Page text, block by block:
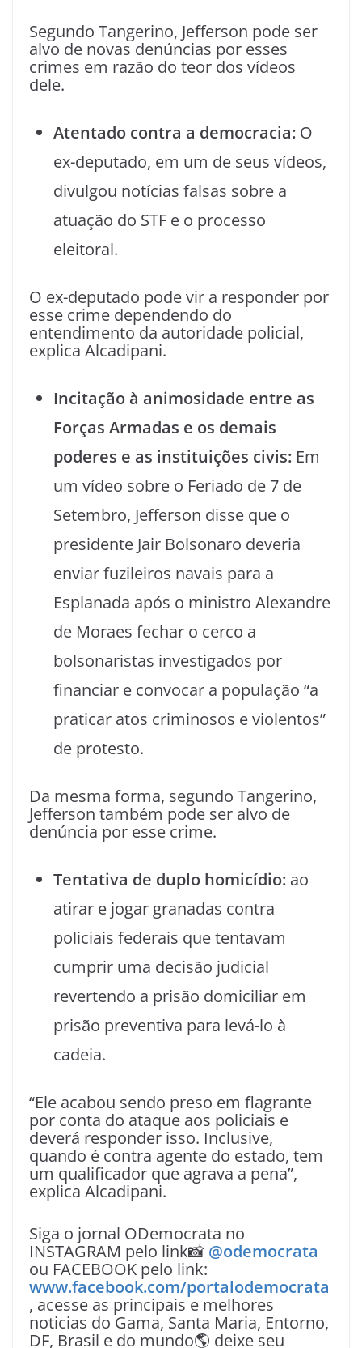
Segundo Tangerino, Jefferson pode ser
alvo de novas denúncias por esses
crimes em razão do teor dos vídeos
dele.
Atentado contra a democracia: O
ex-deputado, em um de seus vídeos,
divulgou notícias falsas sobre a
atuação do STF e o processo
eleitoral.
O ex-deputado pode vir a responder por
esse crime dependendo do
entendimento da autoridade policial,
explica Alcadipani.
Incitação à animosidade entre as
Forças Armadas e os demais
poderes e as instituições civis: Em
um vídeo sobre o Feriado de 7 de
Setembro, Jefferson disse que o
presidente Jair Bolsonaro deveria
enviar fuzileiros navais para a
Esplanada após o ministro Alexandre
de Moraes fechar o cerco a
bolsonaristas investigados por
financiar e convocar a população “a
praticar atos criminosos e violentos”
de protesto.
Da mesma forma, segundo Tangerino,
Jefferson também pode ser alvo de
denúncia por esse crime.
Tentativa de duplo homicídio: ao
atirar e jogar granadas contra
policiais federais que tentavam
cumprir uma decisão judicial
revertendo a prisão domiciliar em
prisão preventiva para levá-lo à
cadeia.
“Ele acabou sendo preso em flagrante
por conta do ataque aos policiais e
deverá responder isso. Inclusive,
quando é contra agente do estado, tem
um qualificador que agrava a pena”,
explica Alcadipani.
Siga o jornal ODemocrata no
INSTAGRAM pelo link📸 @odemocrata
ou FACEBOOK pelo link:
www.facebook.com/portalodemocrata
, acesse as principais e melhores
noticias do Gama, Santa Maria, Entorno,
DF, Brasil e do mundo🌎 deixe seu